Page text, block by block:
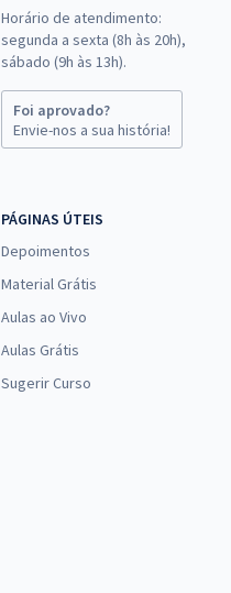
Horário de atendimento:
segunda a sexta (8h às 20h),
sábado (9h às 13h).
Foi aprovado?
Envie-nos a sua história!
PÁGINAS ÚTEIS
Depoimentos
Material Grátis
Aulas ao Vivo
Aulas Grátis
Sugerir Curso